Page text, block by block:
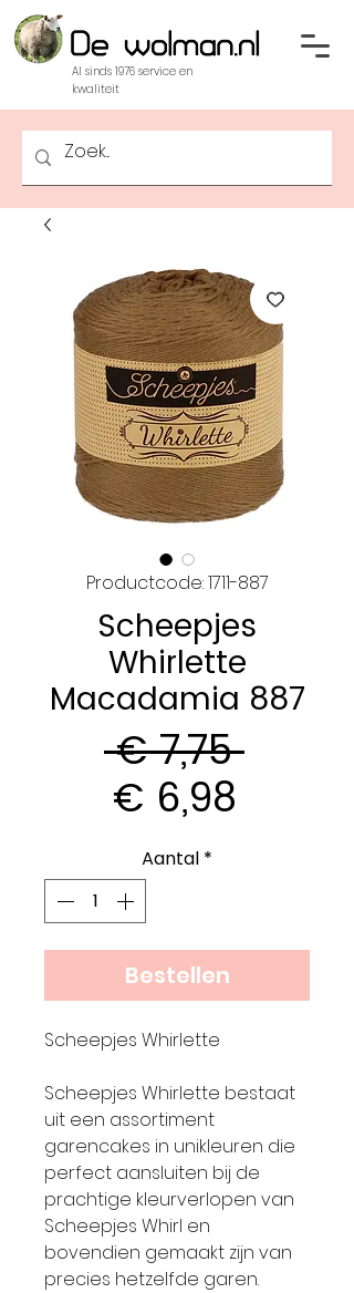
Al sinds 1976 service en
kwaliteit
Productcode: 1711-887
Scheepjes
Whirlette
Macadamia 887
€ 7,75
€ 6,98
Aantal *
Bestellen
Scheepjes Whirlette
Scheepjes Whirlette bestaat
uit een assortiment
garencakes in unikleuren die
perfect aansluiten bij de
prachtige kleurverlopen van
Scheepjes Whirl en
bovendien gemaakt zijn van
precies hetzelfde garen.